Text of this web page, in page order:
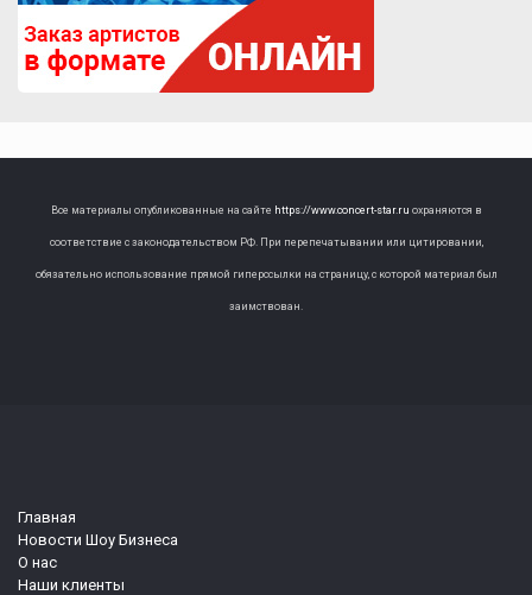
Все материалы опубликованные на сайте https://www.concert-star.ru охраняются в
соответствие с законодательством РФ. При перепечатывании или цитировании,
обязательно использование прямой гиперссылки на страницу, с которой материал был
заимствован.
Главная
Новости Шоу Бизнеса
О нас
Наши клиенты